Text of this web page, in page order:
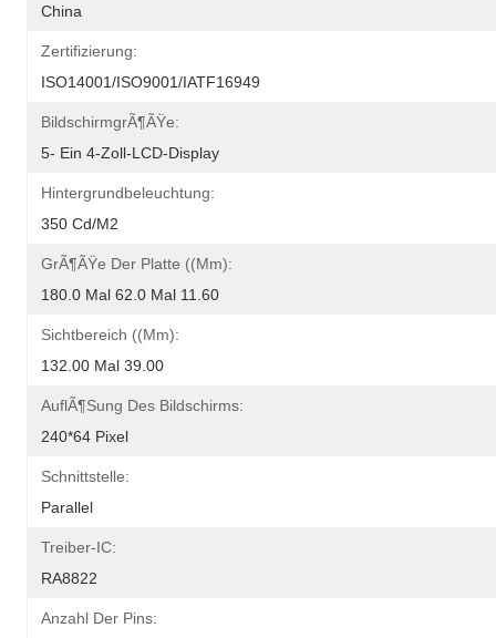
China
Zertifizierung:
ISO14001/ISO9001/IATF16949
BildschirmgrÃ¶ÃŸe:
5- Ein 4-Zoll-LCD-Display
Hintergrundbeleuchtung:
350 Cd/m2
GrÃ¶ÃŸe Der Platte ((mm):
180.0 Mal 62.0 Mal 11.60
Sichtbereich ((mm):
132.00 Mal 39.00
AuflÃ¶sung Des Bildschirms:
240*64 Pixel
Schnittstelle:
Parallel
Treiber-IC:
RA8822
Anzahl Der Pins: